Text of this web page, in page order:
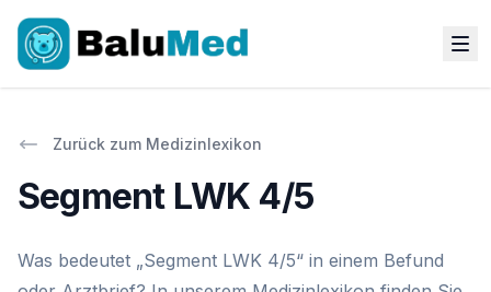
Zurück zum Medizinlexikon
Segment LWK 4/5
Was bedeutet „Segment LWK 4/5“ in einem Befund